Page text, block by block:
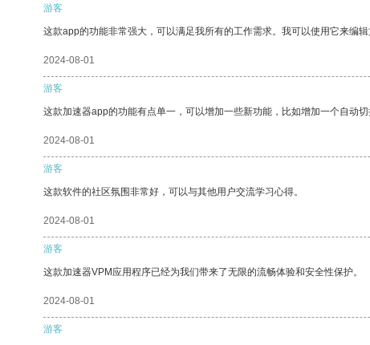
游客
这款app的功能非常强大，可以满足我所有的工作需求。我可以使用它来编
2024-08-01
游客
这款加速器app的功能有点单一，可以增加一些新功能，比如增加一个自动切
2024-08-01
游客
这款软件的社区氛围非常好，可以与其他用户交流学习心得。
2024-08-01
游客
这款加速器VPM应用程序已经为我们带来了无限的流畅体验和安全性保护。
2024-08-01
游客